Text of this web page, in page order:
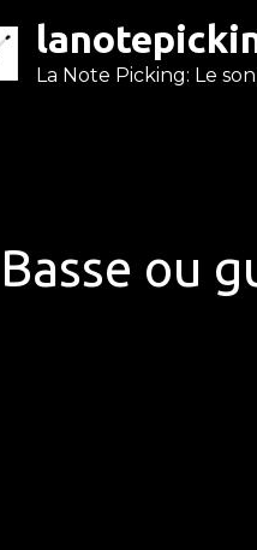
La Note Picking: Le
Basse ou